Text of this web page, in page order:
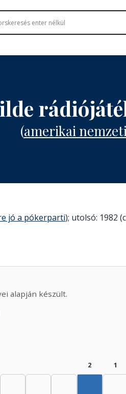
(amerikai
jó a pókerparti); utolsó: 1982
alapján készült.
2 1